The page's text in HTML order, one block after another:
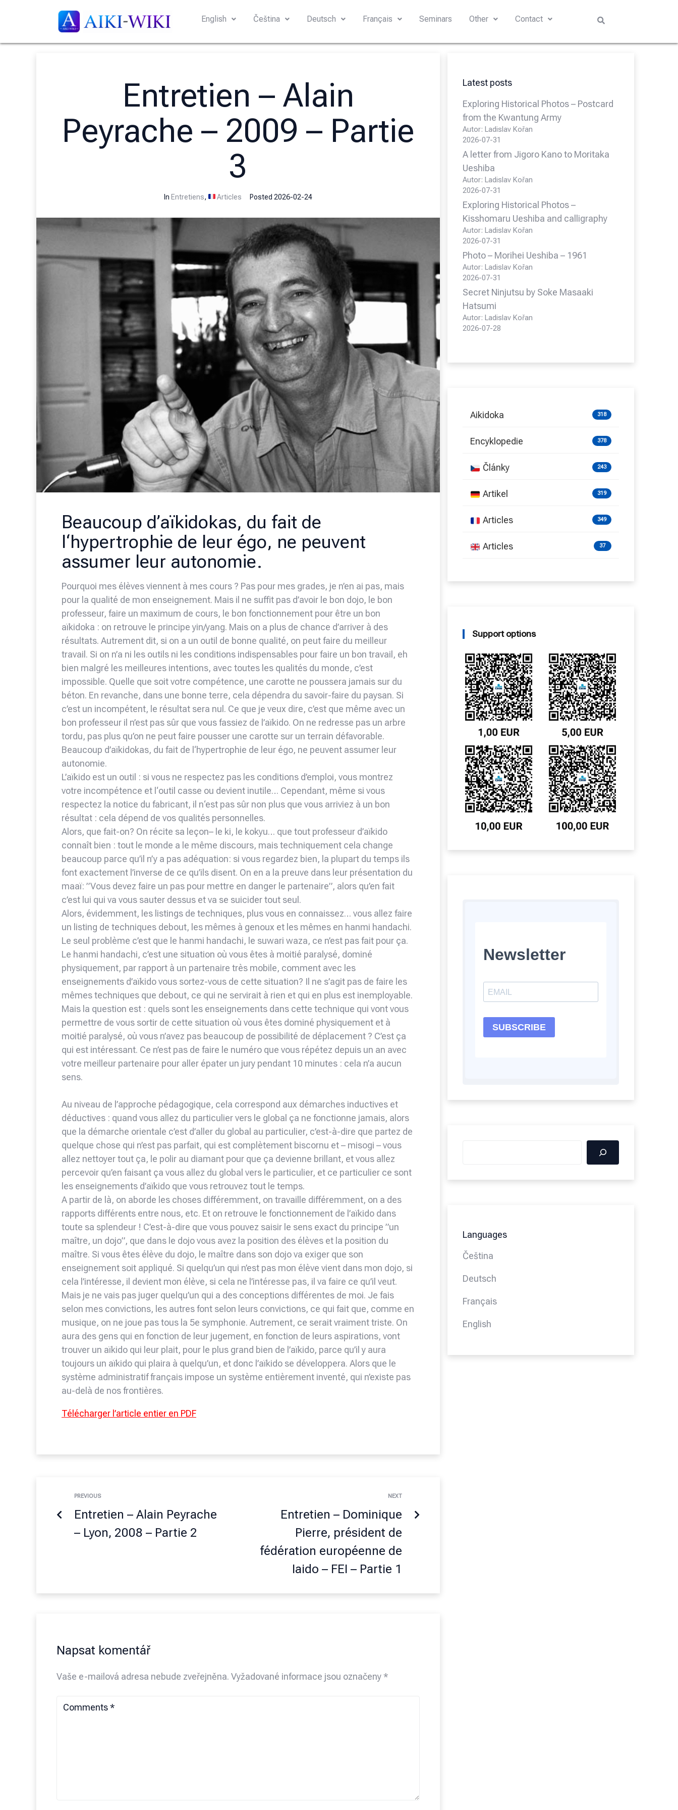
English Čeština Deutsch Français Seminars Other Contact
Entretien – Alain
Peyrache – 2009 – Partie
3
In Entretiens, Articles Posted 2026-02-24
Beaucoup d’aïkidokas, du fait de
l‘hypertrophie de leur égo, ne peuvent
assumer leur autonomie.
Pourquoi mes élèves viennent à mes cours ? Pas pour mes grades, je n’en ai pas, mais
pour la qualité de mon enseignement. Mais il ne suffit pas d’avoir le bon dojo, le bon
professeur, faire un maximum de cours, le bon fonctionnement pour être un bon
aïkidoka : on retrouve le principe yin/yang. Mais on a plus de chance d’arriver à des
résultats. Autrement dit, si on a un outil de bonne qualité, on peut faire du meilleur
travail. Si on n’a ni les outils ni les conditions indispensables pour faire un bon travail, eh
bien malgré les meilleures intentions, avec toutes les qualités du monde, c’est
impossible. Quelle que soit votre compétence, une carotte ne poussera jamais sur du
béton. En revanche, dans une bonne terre, cela dépendra du savoir-faire du paysan. Si
c’est un incompétent, le résultat sera nul. Ce que je veux dire, c’est que même avec un
bon professeur il n’est pas sûr que vous fassiez de l’aïkido. On ne redresse pas un arbre
tordu, pas plus qu’on ne peut faire pousser une carotte sur un terrain défavorable.
Beaucoup d’aïkidokas, du fait de l‘hypertrophie de leur égo, ne peuvent assumer leur
autonomie.
L’aïkido est un outil : si vous ne respectez pas les conditions d’emploi, vous montrez
votre incompétence et l‘outil casse ou devient inutile… Cependant, même si vous
respectez la notice du fabricant, il n‘est pas sûr non plus que vous arriviez à un bon
résultat : cela dépend de vos qualités personnelles.
Alors, que fait-on? On récite sa leçon– le ki, le kokyu… que tout professeur d’aïkido
connaît bien : tout le monde a le même discours, mais techniquement cela change
beaucoup parce qu’il n’y a pas adéquation: si vous regardez bien, la plupart du temps ils
font exactement l’inverse de ce qu’ils disent. On en a la preuve dans leur présentation du
maaï: ”Vous devez faire un pas pour mettre en danger le partenaire”, alors qu’en fait
c’est lui qui va vous sauter dessus et va se suicider tout seul.
Alors, évidemment, les listings de techniques, plus vous en connaissez… vous allez faire
un listing de techniques debout, les mêmes à genoux et les mêmes en hanmi handachi.
Le seul problème c’est que le hanmi handachi, le suwari waza, ce n’est pas fait pour ça.
Le hanmi handachi, c’est une situation où vous êtes à moitié paralysé, dominé
physiquement, par rapport à un partenaire très mobile, comment avec les
enseignements d’aïkido vous sortez-vous de cette situation? Il ne s’agit pas de faire les
mêmes techniques que debout, ce qui ne servirait à rien et qui en plus est inemployable.
Mais la question est : quels sont les enseignements dans cette technique qui vont vous
permettre de vous sortir de cette situation où vous êtes dominé physiquement et à
moitié paralysé, où vous n’avez pas beaucoup de possibilité de déplacement ? C’est ça
qui est intéressant. Ce n’est pas de faire le numéro que vous répétez depuis un an avec
votre meilleur partenaire pour aller épater un jury pendant 10 minutes : cela n’a aucun
sens.
Au niveau de l’approche pédagogique, cela correspond aux démarches inductives et
déductives : quand vous allez du particulier vers le global ça ne fonctionne jamais, alors
que la démarche orientale c’est d’aller du global au particulier, c’est-à-dire que partez de
quelque chose qui n’est pas parfait, qui est complètement biscornu et – misogi – vous
allez nettoyer tout ça, le polir au diamant pour que ça devienne brillant, et vous allez
percevoir qu’en faisant ça vous allez du global vers le particulier, et ce particulier ce sont
les enseignements d’aïkido que vous retrouvez tout le temps.
A partir de là, on aborde les choses différemment, on travaille différemment, on a des
rapports différents entre nous, etc. Et on retrouve le fonctionnement de l’aïkido dans
toute sa splendeur ! C’est-à-dire que vous pouvez saisir le sens exact du principe ”un
maître, un dojo”, que dans le dojo vous avez la position des élèves et la position du
maître. Si vous êtes élève du dojo, le maître dans son dojo va exiger que son
enseignement soit appliqué. Si quelqu’un qui n’est pas mon élève vient dans mon dojo, si
cela l’intéresse, il devient mon élève, si cela ne l’intéresse pas, il va faire ce qu’il veut.
Mais je ne vais pas juger quelqu’un qui a des conceptions différentes de moi. Je fais
selon mes convictions, les autres font selon leurs convictions, ce qui fait que, comme en
musique, on ne joue pas tous la 5e symphonie. Autrement, ce serait vraiment triste. On
aura des gens qui en fonction de leur jugement, en fonction de leurs aspirations, vont
trouver un aïkido qui leur plait, pour le plus grand bien de l’aïkido, parce qu’il y aura
toujours un aïkido qui plaira à quelqu’un, et donc l’aïkido se développera. Alors que le
système administratif français impose un système entièrement inventé, qui n’existe pas
au-delà de nos frontières.
Télécharger l’article entier en PDF
PREVIOUS
Entretien – Alain Peyrache
– Lyon, 2008 – Partie 2
NEXT
Entretien – Dominique
Pierre, président de
fédération européenne de
Iaido – FEI – Partie 1
Napsat komentář
Vaše e-mailová adresa nebude zveřejněna. Vyžadované informace jsou označeny*
Latest posts
Exploring Historical Photos – Postcard
from the Kwantung Army
Autor: Ladislav Kořan
2026-07-31
A letter from Jigoro Kano to Moritaka
Ueshiba
Autor: Ladislav Kořan
2026-07-31
Exploring Historical Photos –
Kisshomaru Ueshiba and calligraphy
Autor: Ladislav Kořan
2026-07-31
Photo – Morihei Ueshiba – 1961
Autor: Ladislav Kořan
2026-07-31
Secret Ninjutsu by Soke Masaaki
Hatsumi
Autor: Ladislav Kořan
2026-07-28
Aikidoka 318
Encyklopedie 378
Články 243
Artikel 319
Articles 349
Articles 37
Support options
Languages
Čeština
Deutsch
Français
English